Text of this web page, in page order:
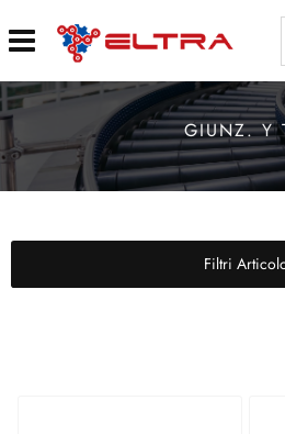
Open
GIUNZ. Y
Filtri